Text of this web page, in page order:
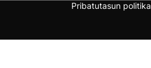
Pribatutasun politika